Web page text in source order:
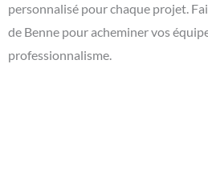
personnalisé pour chaque projet.
de Benne pour acheminer vos
professionnalisme.